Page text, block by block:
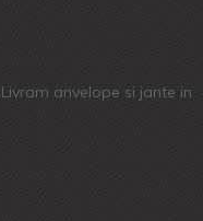
anvelope si jante in